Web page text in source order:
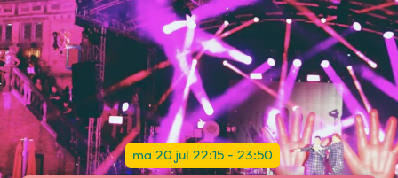
ma 20 jul 22:15 - 23:50